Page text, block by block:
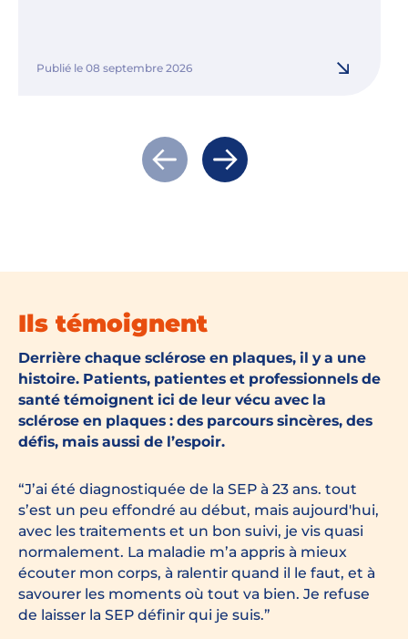
Publié le 08 septembre 2026
Actualité précédente
Actualité suivante
Ils témoignent
Derrière chaque sclérose en plaques, il y a une
histoire. Patients, patientes et professionnels de
santé témoignent ici de leur vécu avec la
sclérose en plaques : des parcours sincères, des
défis, mais aussi de l’espoir.
J’ai été diagnostiquée de la SEP à 23 ans. tout
s’est un peu effondré au début, mais aujourd'hui,
avec les traitements et un bon suivi, je vis quasi
normalement. La maladie m’a appris à mieux
écouter mon corps, à ralentir quand il le faut, et à
savourer les moments où tout va bien. Je refuse
de laisser la SEP définir qui je suis.